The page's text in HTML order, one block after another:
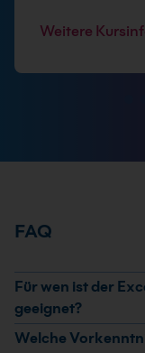
Weitere
FAQ
Für wen ist der
geeignet?
Der Kurs richtet
Welche